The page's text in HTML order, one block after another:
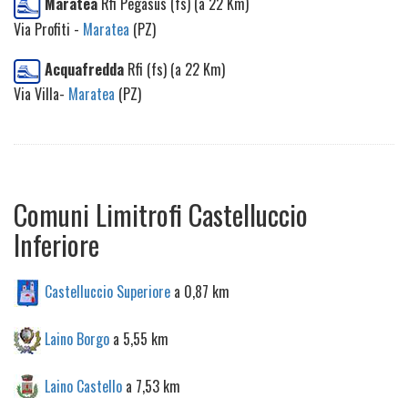
Via Profiti - Maratea (PZ)
Acquafredda Rfi (fs) (a 22 Km)
Via Villa- Maratea (PZ)
Comuni Limitrofi Castelluccio
Inferiore
Castelluccio Superiore a 0,87 km
Laino Borgo a 5,55 km
Laino Castello a 7,53 km